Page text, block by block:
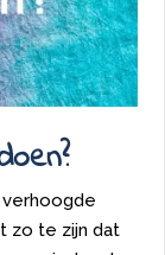
zo te zijn dat